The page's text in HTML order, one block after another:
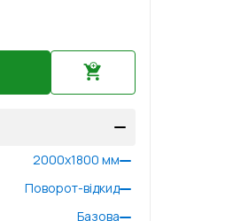
2000x1800 мм
Поворот-відкид
Базова